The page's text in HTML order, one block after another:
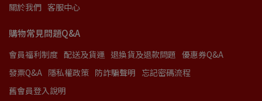
關於我們 客服中心
購物常見問題Q&A
會員福利制度 配送及貨運 退換貨及退款問題 優惠券Q&A
發票Q&A 隱私權政策 防詐騙聲明 忘記密碼流程
舊會員登入說明